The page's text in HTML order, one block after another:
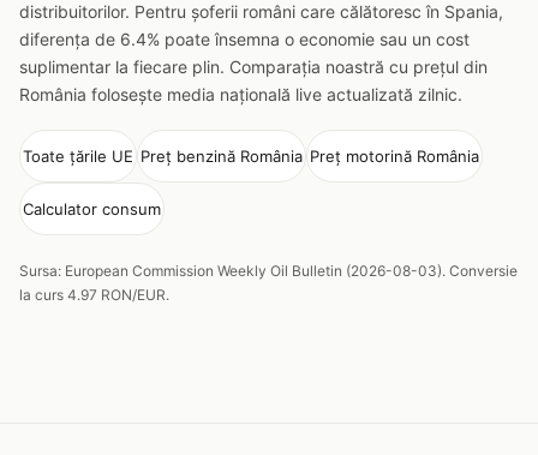
distribuitorilor. Pentru șoferii români care călătoresc în Spania,
diferența de 6.4% poate însemna o economie sau un cost
suplimentar la fiecare plin. Comparația noastră cu prețul din
România folosește media națională live actualizată zilnic.
Toate țările UE Preț benzină România Preț motorină România
Calculator consum
Sursa: European Commission Weekly Oil Bulletin (2026-08-03). Conversie
la curs 4.97 RON/EUR.